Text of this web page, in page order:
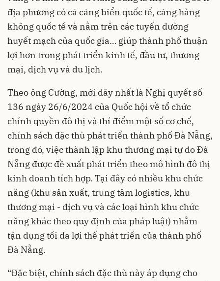
địa phương có cả cảng biển quốc tế, cảng hàng
không quốc tế và nằm trên các tuyến đường
huyết mạch của quốc gia… giúp thành phố thuận
lợi hơn trong phát triển kinh tế, đầu tư, thương
mại, dịch vụ và du lịch.
Theo ông Cường, mới đây nhất là Nghị quyết số
136 ngày 26/6/2024 của Quốc hội về tổ chức
chính quyền đô thị và thí điểm một số cơ chế,
chính sách đặc thù phát triển thành phố Đà Nẵng,
trong đó, việc thành lập khu thương mại tự do Đà
Nẵng được đề xuất phát triển theo mô hình đô thị
kinh doanh tích hợp. Tại đây có nhiều khu chức
năng (khu sản xuất, trung tâm logistics, khu
thương mại - dịch vụ và các loại hình khu chức
năng khác theo quy định của pháp luật) nhằm
tận dụng tối đa lợi thế phát triển của thành phố
Đà Nẵng.
“Đặc biệt, chính sách đặc thù này áp dụng cho